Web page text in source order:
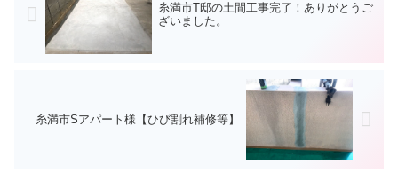
糸満市T邸の土間工事完了！ありがとうご
ざいました。
糸満市Sアパート様【ひび割れ補修等】